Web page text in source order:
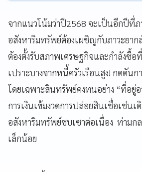
จากแนวโน้มว่าปี2568 จะเป็นอีกปีที่ภ
อสังหาริมทรัพย์ต้องเผชิญกับภาวะยาก
ต้องตั้งรับสภาพเศรษฐกิจและกำลังซื้อ
เปราะบางจากหนี้ครัวเรือนสูง! กดดันก
โดยเฉพาะสินทรัพย์คงทนอย่าง “ที่อยู่
การเงินเข้มงวดการปล่อยสินเชื่อเช่นเ
อสังหาริมทรัพย์ซบเซาต่อเนื่อง ท่ามก
เล็กน้อย